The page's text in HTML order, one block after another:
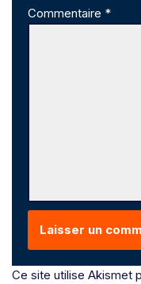
Commentaire *
Ce site utilise Akismet